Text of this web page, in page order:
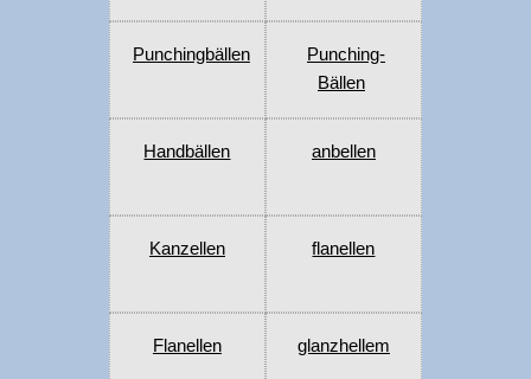
Punchingbällen
Punching-
Bällen
Handbällen anbellen
Kanzellen flanellen
Flanellen glanzhellem